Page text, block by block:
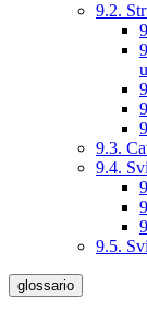
9.2.
9.3.
9.4.
9.5.
glossario